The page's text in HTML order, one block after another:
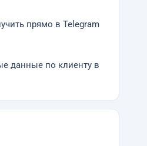
прямо в Telegram
данные по клиенту в